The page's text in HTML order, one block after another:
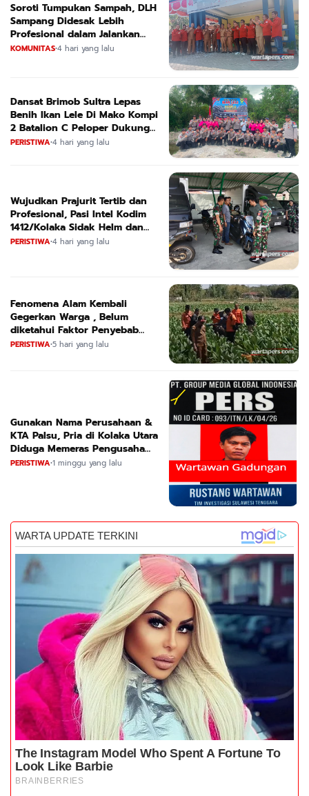
Soroti Tumpukan Sampah, DLH
Sampang Didesak Lebih
Profesional dalam Jalankan
Tugas
KOMUNITAS•4 hari yang lalu
Dansat Brimob Sultra Lepas
Benih Ikan Lele Di Mako Kompi
2 Batalion C Peloper Dukung
ketahanan Pangan Nasional
PERISTIWA•4 hari yang lalu
Wujudkan Prajurit Tertib dan
Profesional, Pasi Intel Kodim
1412/Kolaka Sidak Helm dan
Kendaraan
PERISTIWA•4 hari yang lalu
Fenomena Alam Kembali
Gegerkan Warga , Belum
diketahui Faktor Penyebab
Suara
PERISTIWA•5 hari yang lalu
Gunakan Nama Perusahaan &
KTA Palsu, Pria di Kolaka Utara
Diduga Memeras Pengusaha
Tambang dan Minyak
PERISTIWA•1 minggu yang lalu